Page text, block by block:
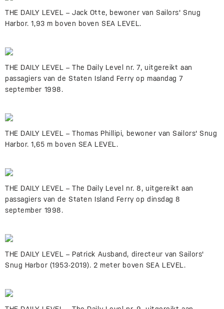
THE DAILY LEVEL – Jack Otte, bewoner van Sailors' Snug
Harbor. 1,93 m boven boven SEA LEVEL.
THE DAILY LEVEL – The Daily Level nr. 7, uitgereikt aan
passagiers van de Staten Island Ferry op maandag 7
september 1998.
THE DAILY LEVEL – Thomas Phillipi, bewoner van Sailors' Snug
Harbor. 1,65 m boven SEA LEVEL.
THE DAILY LEVEL – The Daily Level nr. 8, uitgereikt aan
passagiers van de Staten Island Ferry op dinsdag 8
september 1998.
THE DAILY LEVEL – Patrick Ausband, directeur van Sailors'
Snug Harbor (1953-2019). 2 meter boven SEA LEVEL.